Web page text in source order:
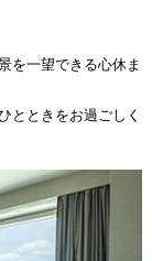
を一望できる心休ま
とときをお過ごしく